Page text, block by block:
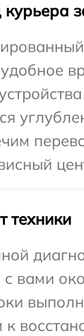
техники
с вами
к